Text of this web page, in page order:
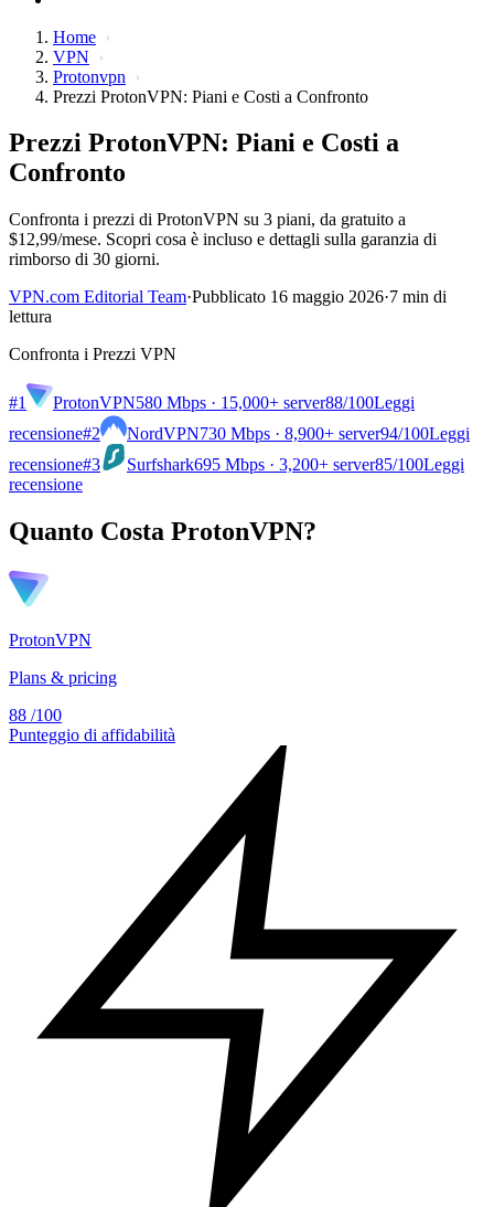
Home
VPN
Protonvpn
Prezzi ProtonVPN: Piani e Costi a Confronto
Prezzi ProtonVPN: Piani e Costi a
Confronto
Confronta i prezzi di ProtonVPN su 3 piani, da gratuito a
$12,99/mese. Scopri cosa è incluso e dettagli sulla garanzia di
rimborso di 30 giorni.
VPN.com Editorial Team·Pubblicato 16 maggio 2026·7 min di
lettura
Confronta i Prezzi VPN
#1 ProtonVPN580 Mbps · 15,000+ server88/100Leggi
recensione#2 NordVPN730 Mbps · 8,900+ server94/100Leggi
recensione#3 Surfshark695 Mbps · 3,200+ server85/100Leggi
recensione
Quanto Costa ProtonVPN?
ProtonVPN
Plans & pricing
88 /100
Punteggio di affidabilità